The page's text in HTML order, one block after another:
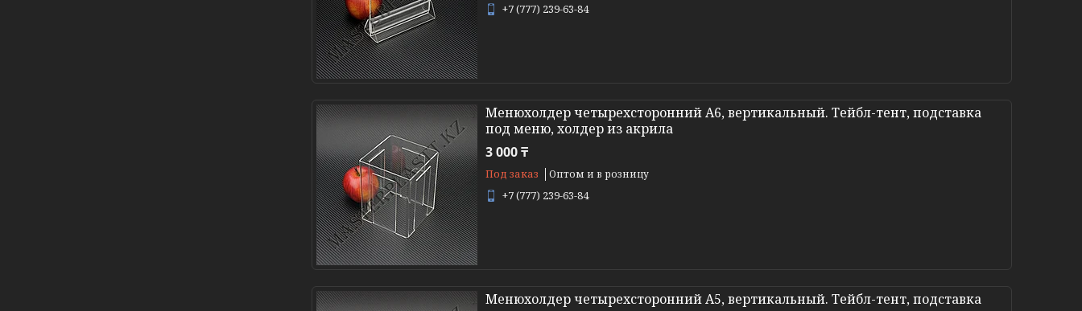
+7 (777) 239-63-84
Менюхолдер четырехсторонний А6, вертикальный. Тейбл-тент, подставка
под меню, холдер из акрила
3 000 ₸
Под заказ Оптом и в розницу
+7 (777) 239-63-84
Менюхолдер четырехсторонний А5, вертикальный. Тейбл-тент, подставка